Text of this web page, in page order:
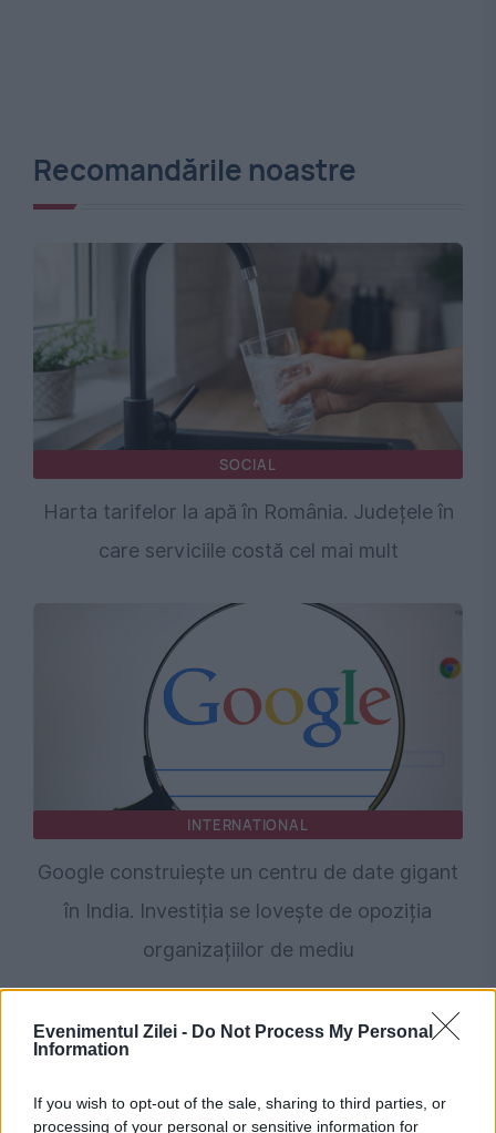
Evenimentul Zilei - Do Not Process My Personal
Information
If you wish to opt-out of the sale, sharing to third parties, or
processing of your personal or sensitive information for
Recomandările noastre
SOCIAL
Harta tarifelor la apă în România. Județele în
care serviciile costă cel mai mult
INTERNATIONAL
Google construiește un centru de date gigant
în India. Investiția se lovește de opoziția
organizațiilor de mediu